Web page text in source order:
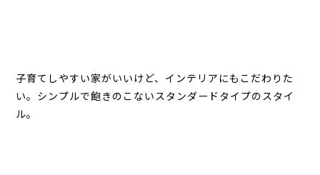
子育てしやすい家がいいけど、インテリアにもこだわりた
い。シンプルで飽きのこないスタンダードタイプのスタイ
ル。